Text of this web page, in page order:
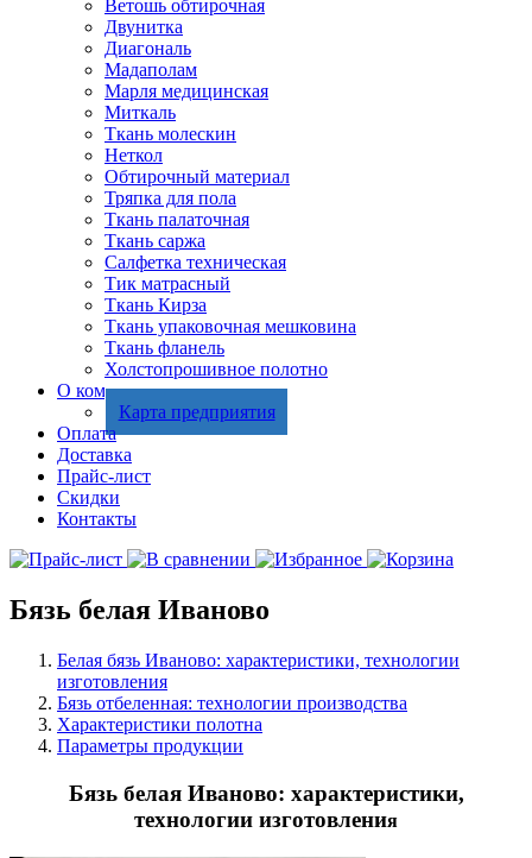
Ветошь обтирочная
Двунитка
Диагональ
Мадаполам
Марля медицинская
Миткаль
Ткань молескин
Неткол
Обтирочный материал
Тряпка для пола
Ткань палаточная
Ткань саржа
Салфетка техническая
Тик матрасный
Ткань Кирза
Ткань упаковочная мешковина
Ткань фланель
Холстопрошивное полотно
О компании
Карта предприятия
Оплата
Доставка
Прайс-лист
Скидки
Контакты
Бязь белая Иваново
Белая бязь Иваново: характеристики, технологии
изготовления
Бязь отбеленная: технологии производства
Характеристики полотна
Параметры продукции
Бязь белая Иваново: характеристики,
технологии изготовления